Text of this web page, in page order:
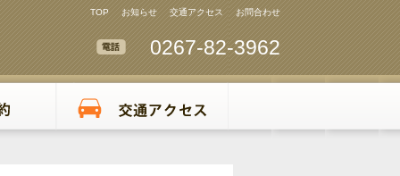
TOP お知らせ 交通アクセス お問合わせ
0267-82-3962